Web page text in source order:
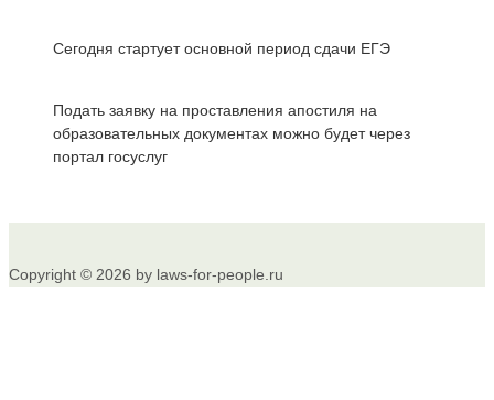
Сегодня стартует основной период сдачи ЕГЭ
Подать заявку на проставления апостиля на
образовательных документах можно будет через
портал госуслуг
Copyright © 2026 by laws-for-people.ru